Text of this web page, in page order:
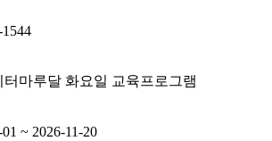
터마루달 화요일 교육프로그램
~ 2026-11-20